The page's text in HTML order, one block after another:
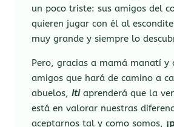
un poco triste: sus amigos del
quieren jugar con él al
muy grande y siempre lo
Pero, gracias a mamá manatí y
amigos que hará de camino a
abuelos,Iti aprenderá que la
está en valorar nuestras
aceptarnos tal y como somos,